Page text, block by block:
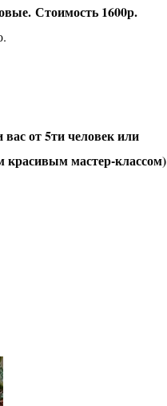
Стоимость 1600р.
от 5ти человек или
красивым мастер-классом)